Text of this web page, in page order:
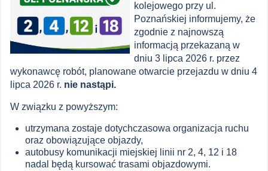
kolejowego przy ul.
Poznańskiej informujemy, że
zgodnie z najnowszą
informacją przekazaną w
dniu 3 lipca 2026 r. przez
wykonawcę robót, planowane otwarcie przejazdu w dniu 4
lipca 2026 r. nie nastąpi.
W związku z powyższym:
utrzymana zostaje dotychczasowa organizacja ruchu
oraz obowiązujące objazdy,
autobusy komunikacji miejskiej linii nr 2, 4, 12 i 18
nadal będą kursować trasami objazdowymi.